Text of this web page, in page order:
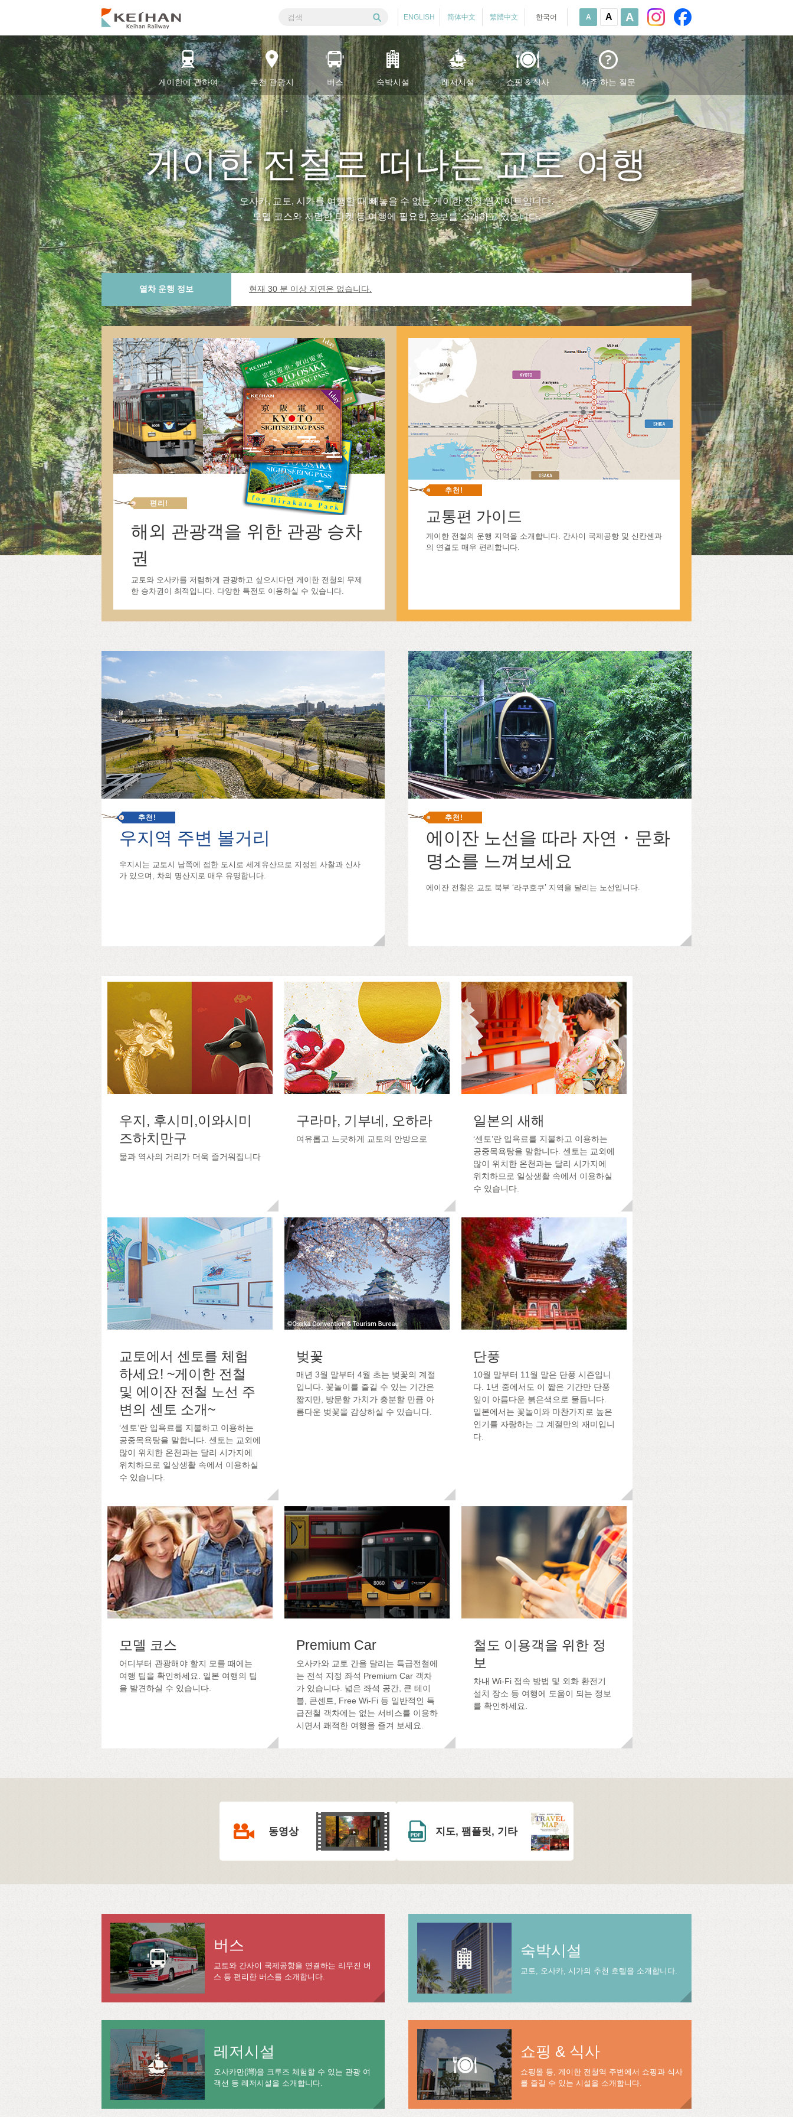
A A A
ENGLISH 简体中文 繁體中文 한국어
게이한에 관하여 추천 관광지 버스 숙박시설 레저시설 쇼핑 & 식사 자주 하는 질문
게이한 전철로 떠나는 교토 여행
오사카, 교토, 시가를 여행할 때 빼놓을 수 없는 게이한 전철 웹사이트입니다.
모델 코스와 저렴한 티켓 등 여행에 필요한 정보를 소개하고 있습니다.
열차 운행 정보 현재 30 분 이상 지연은 없습니다.
편리!
해외 관광객을 위한 관광 승차
권
교토와 오사카를 저렴하게 관광하고 싶으시다면 게이한 전철의 무제
한 승차권이 최적입니다. 다양한 특전도 이용하실 수 있습니다.
추천!
교통편 가이드
게이한 전철의 운행 지역을 소개합니다. 간사이 국제공항 및 신칸센과
의 연결도 매우 편리합니다.
추천!
우지역 주변 볼거리
우지시는 교토시 남쪽에 접한 도시로 세계유산으로 지정된 사찰과 신사
가 있으며, 차의 명산지로 매우 유명합니다.
추천!
에이잔 노선을 따라 자연・문화
명소를 느껴보세요
에이잔 전철은 교토 북부 ‘라쿠호쿠’ 지역을 달리는 노선입니다.
우지, 후시미,이와시미
즈하치만구
물과 역사의 거리가 더욱 즐거워집니다
구라마, 기부네, 오하라
여유롭고 느긋하게 교토의 안방으로
일본의 새해
‘센토’란 입욕료를 지불하고 이용하는
공중목욕탕을 말합니다. 센토는 교외에
많이 위치한 온천과는 달리 시가지에
위치하므로 일상생활 속에서 이용하실
수 있습니다.
교토에서 센토를 체험
하세요! ~게이한 전철
및 에이잔 전철 노선 주
변의 센토 소개~
‘센토’란 입욕료를 지불하고 이용하는
공중목욕탕을 말합니다. 센토는 교외에
많이 위치한 온천과는 달리 시가지에
위치하므로 일상생활 속에서 이용하실
수 있습니다.
벚꽃
매년 3월 말부터 4월 초는 벚꽃의 계절
입니다. 꽃놀이를 즐길 수 있는 기간은
짧지만, 방문할 가치가 충분할 만큼 아
름다운 벚꽃을 감상하실 수 있습니다.
단풍
10월 말부터 11월 말은 단풍 시즌입니
다. 1년 중에서도 이 짧은 기간만 단풍
잎이 아름다운 붉은색으로 물듭니다.
일본에서는 꽃놀이와 마찬가지로 높은
인기를 자랑하는 그 계절만의 재미입니
다.
모델 코스
어디부터 관광해야 할지 모를 때에는
여행 팁을 확인하세요. 일본 여행의 팁
을 발견하실 수 있습니다.
Premium Car
오사카와 교토 간을 달리는 특급전철에
는 전석 지정 좌석 Premium Car 객차
가 있습니다. 넓은 좌석 공간, 큰 테이
블, 콘센트, Free Wi-Fi 등 일반적인 특
급전철 객차에는 없는 서비스를 이용하
시면서 쾌적한 여행을 즐겨 보세요.
철도 이용객을 위한 정
보
차내 Wi-Fi 접속 방법 및 외화 환전기
설치 장소 등 여행에 도움이 되는 정보
를 확인하세요.
동영상 지도, 팸플릿, 기타
버스
교토와 간사이 국제공항을 연결하는 리무진 버
스 등 편리한 버스를 소개합니다.
숙박시설
교토, 오사카, 시가의 추천 호텔을 소개합니다.
레저시설
오사카만(灣)을 크루즈 체험할 수 있는 관광 여
객선 등 레저시설을 소개합니다.
쇼핑 & 식사
쇼핑몰 등, 게이한 전철역 주변에서 쇼핑과 식사
를 즐길 수 있는 시설을 소개합니다.